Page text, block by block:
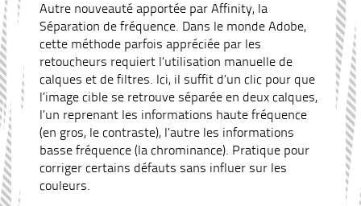
Autre nouveauté apportée par Affinity, la
Séparation de fréquence. Dans le monde Adobe,
cette méthode parfois appréciée par les
retoucheurs requiert l’utilisation manuelle de
calques et de filtres. Ici, il suffit d’un clic pour que
l’image cible se retrouve séparée en deux calques,
l’un reprenant les informations haute fréquence
(en gros, le contraste), l’autre les informations
basse fréquence (la chrominance). Pratique pour
corriger certains défauts sans influer sur les
couleurs.